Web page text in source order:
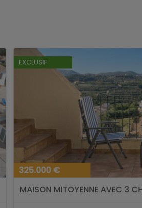
EXCLUSIF
325.000 €
MAISON MITOYENNE AVEC 3